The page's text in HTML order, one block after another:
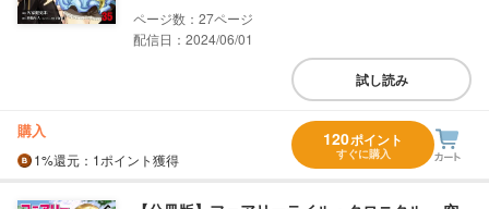
27
配信日：2024/06/01
試し読み
購入
1%還元 ：1ポイント獲得
120ポイント
すぐに購入